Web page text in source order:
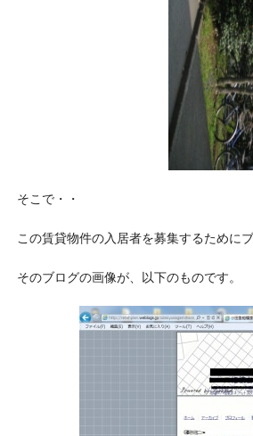
そこで・・
この賃貸物件の入居者を募集するために
そのブログの画像が、以下のものです。